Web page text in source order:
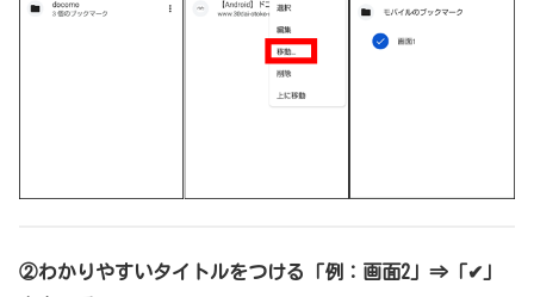
②わかりやすいタイトルをつける「例：画面2」⇒「✔」